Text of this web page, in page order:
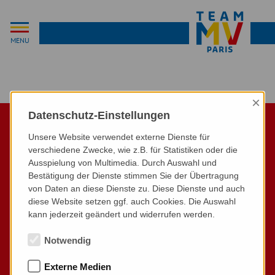
MENU
Begleiten Sie die Sportlerinnen und Sportler aus MV auf
ihrem Weg zu den Olympischen und Paralympischen Spielen.
Lernen Sie die Trainer kennen und fiebern Sie mit bei
Datenschutz-Einstellungen
×
Unsere Website verwendet externe Dienste für
verschiedene Zwecke, wie z.B. für Statistiken oder die
Ausspielung von Multimedia. Durch Auswahl und
Bestätigung der Dienste stimmen Sie der Übertragung
von Daten an diese Dienste zu. Diese Dienste und auch
diese Website setzen ggf. auch Cookies. Die Auswahl
kann jederzeit geändert und widerrufen werden.
Notwendig
Externe Medien